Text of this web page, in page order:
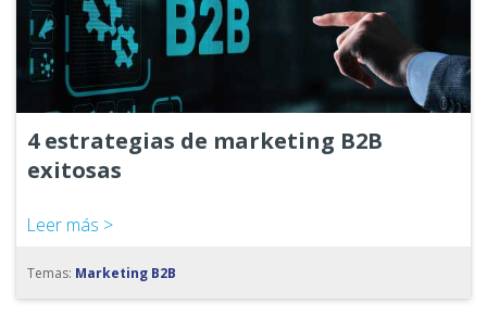
4 estrategias de marketing B2B
exitosas
Leer más >
Temas: Marketing B2B